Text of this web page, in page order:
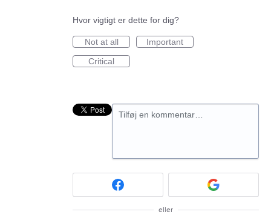
Hvor vigtigt er dette for dig?
Not at all
Important
Critical
Tilføj en kommentar…
eller